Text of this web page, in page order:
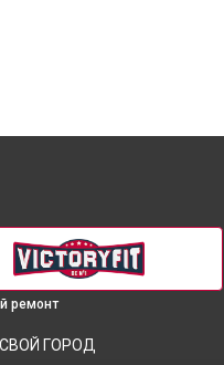
ремонт
ГОРОД